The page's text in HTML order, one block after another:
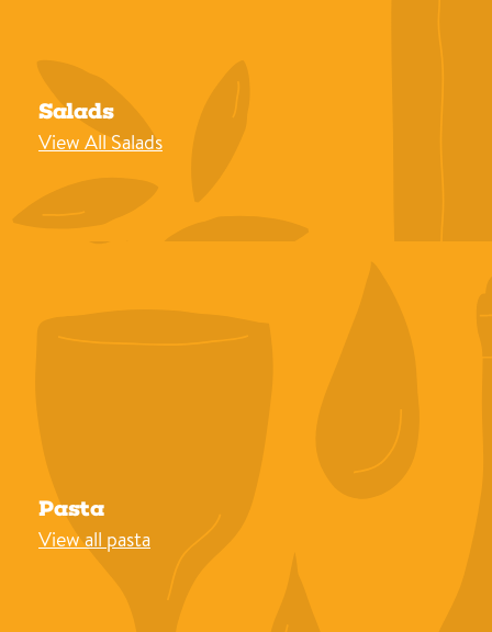
Salads
View All Salads
Pasta
View all pasta